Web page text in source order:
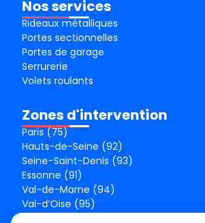
Nos services
Rideaux métalliques
Portes sectionnelles
Portes de garage
Serrurerie
Volets roulants
Zones d'intervention
Paris (75)
Hauts-de-Seine (92)
Seine-Saint-Denis (93)
Essonne (91)
Val-de-Marne (94)
Val-d’Oise (95)